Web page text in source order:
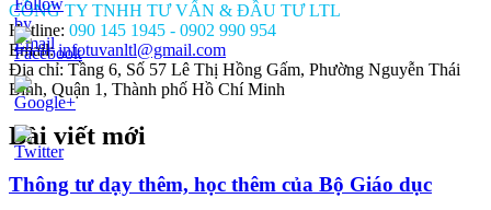
phuong-
CÔNG TY TNHH TƯ VẤN & ĐẦU TƯ LTL
Hotline: 090 145 1945 - 0902 990 954
Email:infotuvanltl@gmail.com
Địa chỉ: Tầng 6, Số 57 Lê Thị Hồng Gấm, Phường Nguyễn Thái
Bình, Quận 1, Thành phố Hồ Chí Minh
Bài viết mới
Thông tư dạy thêm, học thêm của Bộ Giáo dục